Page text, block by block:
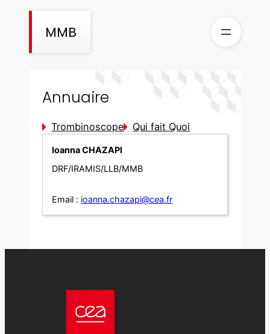
MMB
Annuaire
Trombinoscope Qui fait Quoi
Ioanna CHAZAPI
DRF/IRAMIS/LLB/MMB
Email : ioanna.chazapi@cea.fr